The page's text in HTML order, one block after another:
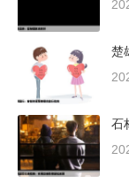
楚
石